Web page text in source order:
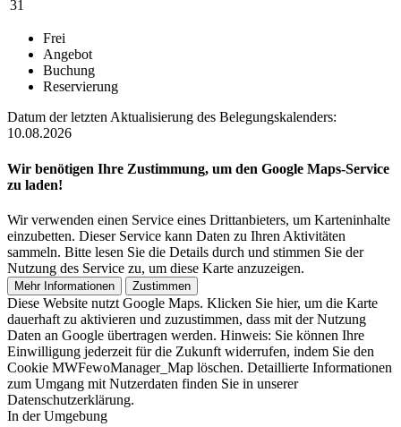
31
Frei
Angebot
Buchung
Reservierung
Datum der letzten Aktualisierung des Belegungskalenders:
10.08.2026
Wir benötigen Ihre Zustimmung, um den Google Maps-Service
zu laden!
Wir verwenden einen Service eines Drittanbieters, um Karteninhalte
einzubetten. Dieser Service kann Daten zu Ihren Aktivitäten
sammeln. Bitte lesen Sie die Details durch und stimmen Sie der
Nutzung des Service zu, um diese Karte anzuzeigen.
Mehr Informationen Zustimmen
Diese Website nutzt Google Maps. Klicken Sie hier, um die Karte
dauerhaft zu aktivieren und zuzustimmen, dass mit der Nutzung
Daten an Google übertragen werden. Hinweis: Sie können Ihre
Einwilligung jederzeit für die Zukunft widerrufen, indem Sie den
Cookie MWFewoManager_Map löschen. Detaillierte Informationen
zum Umgang mit Nutzerdaten finden Sie in unserer
Datenschutzerklärung.
In der Umgebung